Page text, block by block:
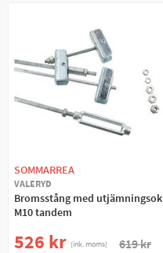
SOMMARREA
VALERYD
Bromsstång med utjämningsok
M10 tandem
526 kr (ink. moms) 619 kr